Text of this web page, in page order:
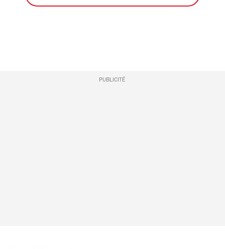
PUBLICITÉ